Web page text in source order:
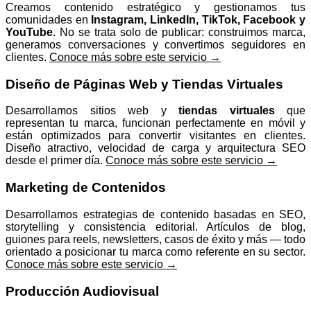
Creamos contenido estratégico y gestionamos tus
comunidades en Instagram, LinkedIn, TikTok, Facebook y
YouTube. No se trata solo de publicar: construimos marca,
generamos conversaciones y convertimos seguidores en
clientes. Conoce más sobre este servicio →
Diseño de Páginas Web y Tiendas Virtuales
Desarrollamos sitios web y tiendas virtualesque
representan tu marca, funcionan perfectamente en móvil y
están optimizados para convertir visitantes en clientes.
Diseño atractivo, velocidad de carga y arquitectura SEO
desde el primer día. Conoce más sobre este servicio →
Marketing de Contenidos
Desarrollamos estrategias de contenido basadas en SEO,
storytelling y consistencia editorial. Artículos de blog,
guiones para reels, newsletters, casos de éxito y más — todo
orientado a posicionar tu marca como referente en su sector.
Conoce más sobre este servicio →
Producción Audiovisual